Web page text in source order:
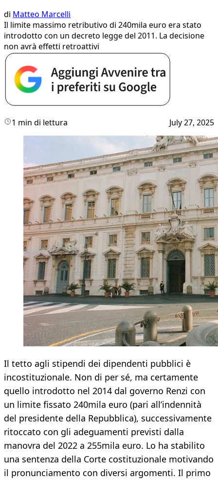
di Matteo Marcelli
Il limite massimo retributivo di 240mila euro era stato
introdotto con un decreto legge del 2011. La decisione
non avrà effetti retroattivi
1 min di lettura July 27, 2025
Il tetto agli stipendi dei dipendenti pubblici è
incostituzionale. Non di per sé, ma certamente
quello introdotto nel 2014 dal governo Renzi con
un limite fissato 240mila euro (pari all’indennità
del presidente della Repubblica), successivamente
ritoccato con gli adeguamenti previsti dalla
manovra del 2022 a 255mila euro. Lo ha stabilito
una sentenza della Corte costituzionale motivando
il pronunciamento con diversi argomenti. Il primo